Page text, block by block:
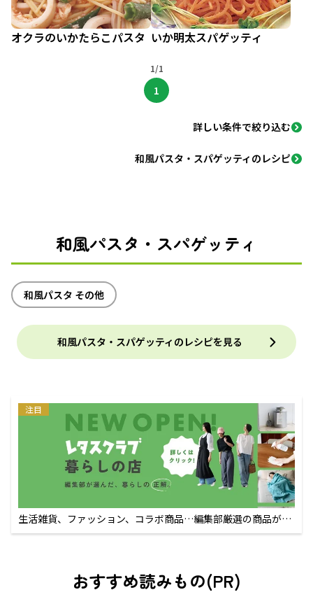
オクラのいかたらこパスタ いか明太スパゲッティ
1/1
1
詳しい条件で絞り込む
和風パスタ・スパゲッティのレシピ
和風パスタ・スパゲッティ
和風パスタ その他
和風パスタ・スパゲッティのレシピを見る
注目
生活雑貨、ファッション、コラボ商品…編集部厳選の商品が買
えるECサイト
おすすめ読みもの(PR)